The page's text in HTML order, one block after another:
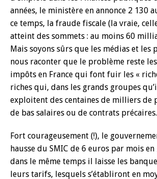
années, le ministère en annonce 2 130
ce temps, la fraude fiscale (la vraie,
atteint des sommets : au moins 60
Mais soyons sûrs que les médias et les
nous raconter que le problème reste
impôts en France qui font fuir les «
riches qui, dans les grands groupes
exploitent des centaines de milliers de
de bas salaires ou de contrats précaires.
Fort courageusement (!), le
hausse du SMIC de 6 euros par mois
dans le même temps il laisse les
leurs tarifs, lesquels s’établiront en